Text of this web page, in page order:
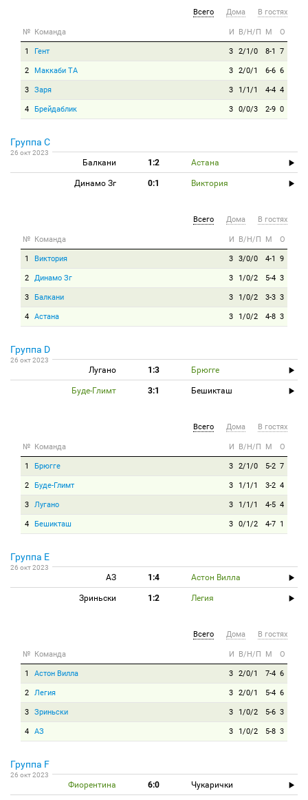
Всего Дома В гостях
№ Команда И В/Н/П М О
1 Гент 3 2/1/0 8-1 7
2 Маккаби ТА 3 2/0/1 6-6 6
3 Заря 3 1/1/1 4-4 4
4 Брейдаблик 3 0/0/3 2-9 0
Группа C
26 окт 2023
Балкани 1:2 Астана
Динамо Зг 0:1 Виктория
Всего Дома В гостях
№ Команда И В/Н/П М О
1 Виктория 3 3/0/0 4-1 9
2 Динамо Зг 3 1/0/2 5-4 3
3 Балкани 3 1/0/2 3-3 3
4 Астана 3 1/0/2 4-8 3
Группа D
26 окт 2023
Лугано 1:3 Брюгге
Буде-Глимт 3:1 Бешикташ
Всего Дома В гостях
№ Команда И В/Н/П М О
1 Брюгге 3 2/1/0 5-2 7
2 Буде-Глимт 3 1/1/1 3-2 4
3 Лугано 3 1/1/1 4-5 4
4 Бешикташ 3 0/1/2 4-7 1
Группа E
26 окт 2023
АЗ 1:4 Астон Вилла
Зриньски 1:2 Легия
Всего Дома В гостях
№ Команда И В/Н/П М О
1 Астон Вилла 3 2/0/1 7-4 6
2 Легия 3 2/0/1 5-4 6
3 Зриньски 3 1/0/2 5-6 3
4 АЗ 3 1/0/2 5-8 3
Группа F
26 окт 2023
Фиорентина 6:0 Чукарички